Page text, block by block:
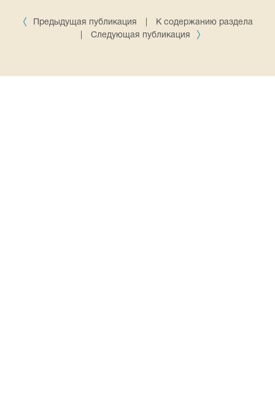
Предыдущая публикация
К содержанию раздела
Следующая публикация